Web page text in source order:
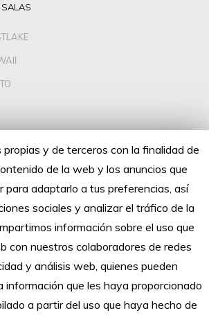
y de terceros con la finalidad de
de la web y los anuncios que
para adaptarlo a tus preferencias, así
sociales y analizar el tráfico de la
información sobre el uso que
con nuestros colaboradores de redes
y análisis web, quienes pueden
información que les haya proporcionado
a partir del uso que haya hecho de